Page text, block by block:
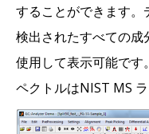
することができます。
検出されたすべての成
使用して表示可能です
ペクトルはNIST MS